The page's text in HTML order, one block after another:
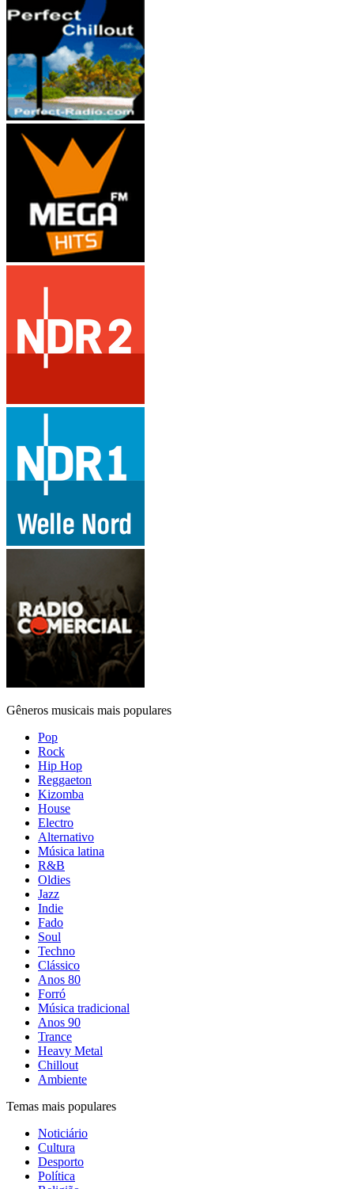
Gêneros musicais mais populares
Pop
Rock
Hip Hop
Reggaeton
Kizomba
House
Electro
Alternativo
Música latina
R&B
Oldies
Jazz
Indie
Fado
Soul
Techno
Clássico
Anos 80
Forró
Música tradicional
Anos 90
Trance
Heavy Metal
Chillout
Ambiente
Temas mais populares
Noticiário
Cultura
Desporto
Política